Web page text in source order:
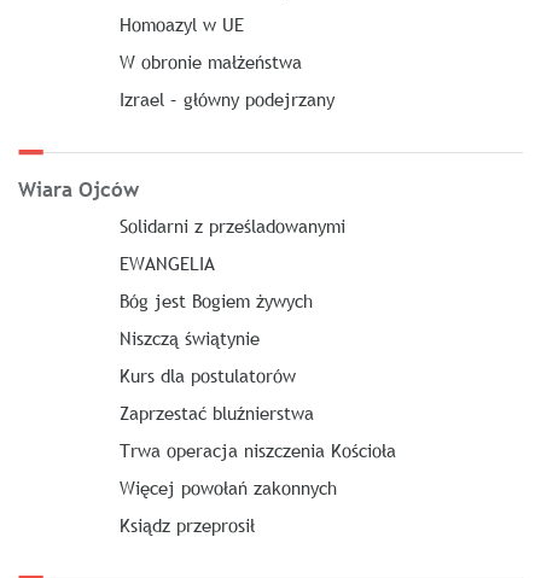
Homoazyl w UE
W obronie małżeństwa
Izrael – główny podejrzany
Wiara Ojców
Solidarni z prześladowanymi
EWANGELIA
Bóg jest Bogiem żywych
Niszczą świątynie
Kurs dla postulatorów
Zaprzestać bluźnierstwa
Trwa operacja niszczenia Kościoła
Więcej powołań zakonnych
Ksiądz przeprosił